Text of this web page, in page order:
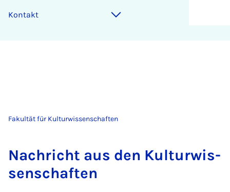
Kontakt
Fakultät für Kulturwissenschaften
Nach­richt aus den Kul­tur­wis­
sen­schaf­ten